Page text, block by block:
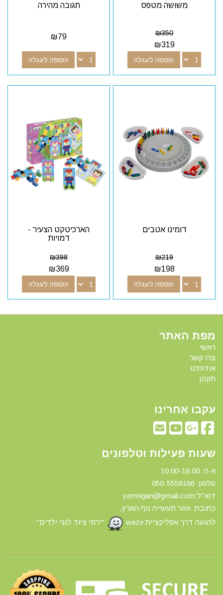
משושה מטפס
₪350
₪319
הוספה לעגלה
תגובה מהירה
₪79
הוספה לעגלה
דומינו אטבים
₪219
₪198
הוספה לעגלה
הארכיטקט הצעיר -
דמויות
₪398
₪369
הוספה לעגלה
מפת האתר
ראשי
צרו קשר
אודותינו
תקנון
עקבו אחרינו
שעות פעילות וטלפונים
א-ה: 10:00-18:00
טלפון: 0 50-5558186
דוא"ל:yermigan@gmail.com
כתובת: אזור תעשייה נוף הארץ,
להגעה דרך אפליקציית waze
"ירמי ציוד לגני ילדים"